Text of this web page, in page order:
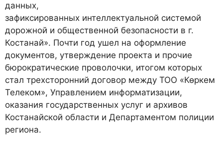
данных,
зафиксированных интеллектуальной системой
дорожной и общественной безопасности в г.
Костанай». Почти год ушел на оформление
документов, утверждение проекта и прочие
бюрократические проволочки, итогом которых
стал трехсторонний договор между ТОО «Көркем
Телеком», Управлением информатизации,
оказания государственных услуг и архивов
Костанайской области и Департаментом полиции
региона.